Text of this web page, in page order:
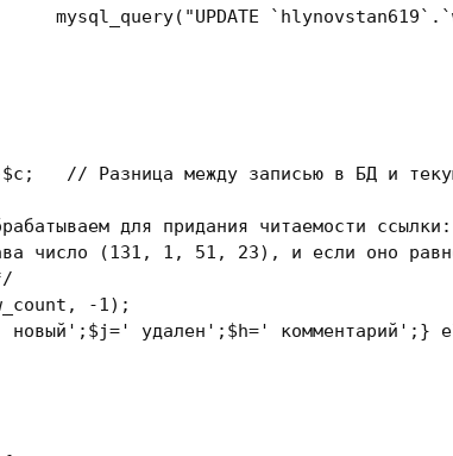
				mysql_query(
"UPDATE
$c;
// Разница между записью в БД и
для придания читаемости ссылки:
-1);
новый' ;$j=' удален' ;$h=' комментарий' ;}